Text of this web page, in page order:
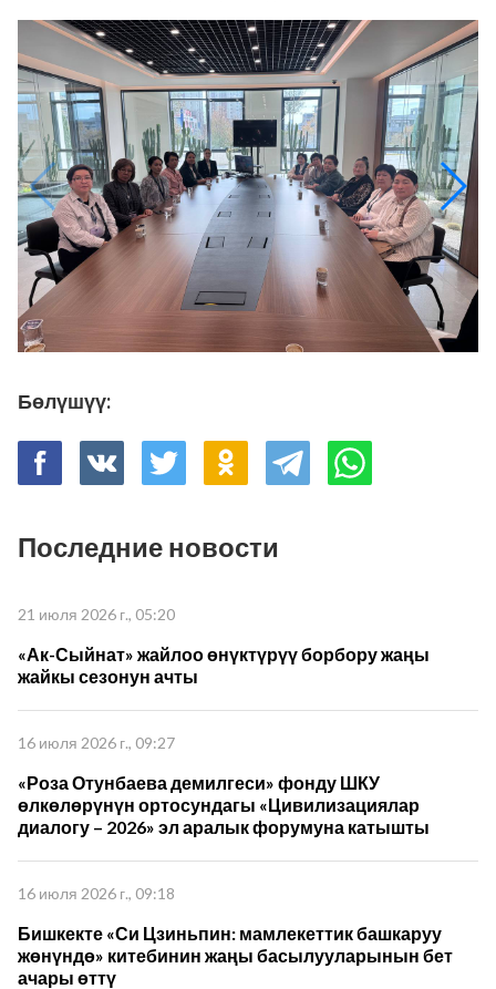
Бөлүшүү:
Последние новости
21 июля 2026 г., 05:20
«Ак-Сыйнат» жайлоо өнүктүрүү борбору жаңы
жайкы сезонун ачты
16 июля 2026 г., 09:27
«Роза Отунбаева демилгеси» фонду ШКУ
өлкөлөрүнүн ортосундагы «Цивилизациялар
диалогу – 2026» эл аралык форумуна катышты
16 июля 2026 г., 09:18
Бишкекте «Си Цзиньпин: мамлекеттик башкаруу
жөнүндө» китебинин жаңы басылууларынын бет
ачары өттү